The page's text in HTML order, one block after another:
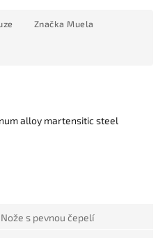
Značka Muela
alloy martensitic steel
Nože s pevnou čepelí